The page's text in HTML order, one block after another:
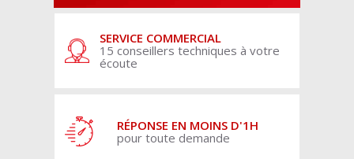
SERVICE COMMERCIAL
15 conseillers techniques à votre
écoute
RÉPONSE EN MOINS D'1H
pour toute demande